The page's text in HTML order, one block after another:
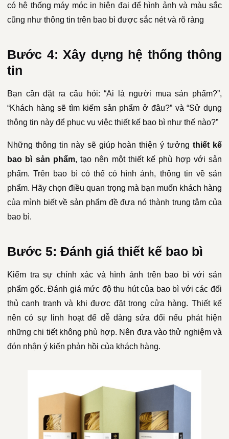
có hệ thống máy móc in hiện đại để hình ảnh và màu sắc
cũng như thông tin trên bao bì được sắc nét và rõ ràng
Bước 4: Xây dựng hệ thống thông
tin
Bạn cần đặt ra câu hỏi: “Ai là người mua sản phẩm?”,
“Khách hàng sẽ tìm kiếm sản phẩm ở đâu?” và “Sử dụng
thông tin này để phục vụ việc thiết kế bao bì như thế nào?”
Những thông tin này sẽ giúp hoàn thiện ý tưởngthiết kế
bao bì sản phẩm, tạo nên một thiết kế phù hợp với sản
phẩm. Trên bao bì có thể có hình ảnh, thông tin về sản
phẩm. Hãy chọn điều quan trọng mà bạn muốn khách hàng
của mình biết về sản phẩm đề đưa nó thành trung tâm của
bao bì.
Bước 5: Đánh giá thiết kế bao bì
Kiểm tra sự chính xác và hình ảnh trên bao bì với sản
phẩm gốc. Đánh giá mức độ thu hút của bao bì với các đối
thủ cạnh tranh và khi được đặt trong cửa hàng. Thiết kế
nên có sự linh hoạt để dễ dàng sửa đổi nếu phát hiện
những chi tiết không phù hợp. Nên đưa vào thử nghiệm và
đón nhận ý kiến phản hồi của khách hàng.